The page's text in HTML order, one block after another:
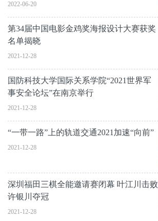
2022-06-20
第34届中国电影金鸡奖海报设计大赛获奖
名单揭晓
2021-12-28
国防科技大学国际关系学院“2021世界军
事安全论坛”在南京举行
2021-12-28
“一带一路”上的轨道交通2021加速“向前”
2021-12-28
深圳福田三棋全能邀请赛闭幕 叶江川击败
许银川夺冠
2021-12-28